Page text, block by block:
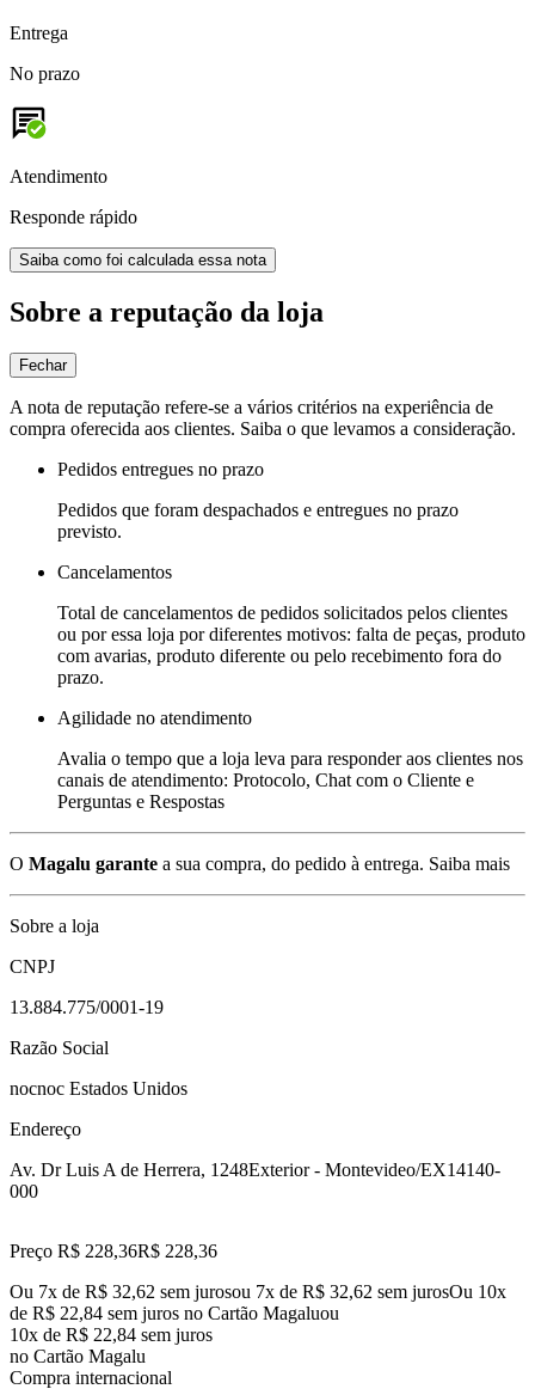
Entrega
No prazo
Atendimento
Responde rápido
Saiba como foi calculada essa nota
Sobre a reputação da loja
Fechar
A nota de reputação refere-se a vários critérios na experiência de
compra oferecida aos clientes. Saiba o que levamos a consideração.
Pedidos entregues no prazo
Pedidos que foram despachados e entregues no prazo
previsto.
Cancelamentos
Total de cancelamentos de pedidos solicitados pelos clientes
ou por essa loja por diferentes motivos: falta de peças, produto
com avarias, produto diferente ou pelo recebimento fora do
prazo.
Agilidade no atendimento
Avalia o tempo que a loja leva para responder aos clientes nos
canais de atendimento: Protocolo, Chat com o Cliente e
Perguntas e Respostas
O Magalu garante a sua compra, do pedido à entrega. Saiba mais
Sobre a loja
CNPJ
13.884.775/0001-19
Razão Social
nocnoc Estados Unidos
Endereço
Av. Dr Luis A de Herrera, 1248Exterior - Montevideo/EX14140-
000
Preço R$ 228,36R$ 228,36
Ou 7x de R$ 32,62 sem jurosou 7x de R$ 32,62 sem jurosOu 10x
de R$ 22,84 sem juros no Cartão Magaluou
10x de R$ 22,84 sem juros
no Cartão Magalu
Compra internacional